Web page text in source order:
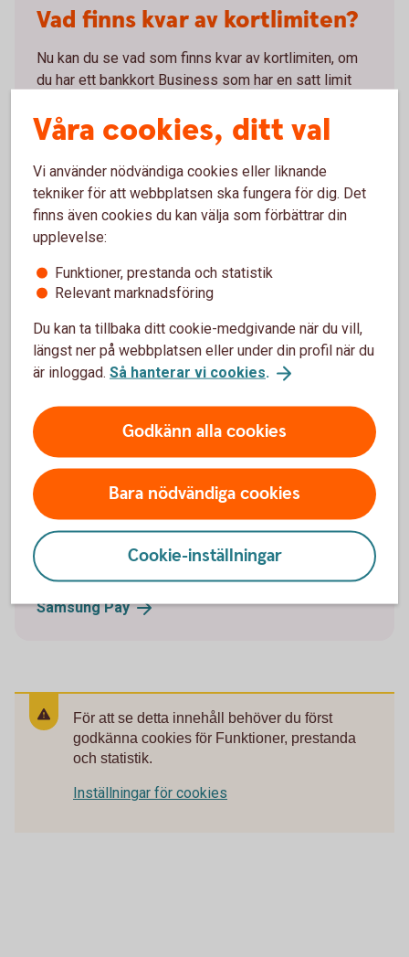
Vad finns kvar av kortlimiten?
Nu kan du se vad som finns kvar av kortlimiten, om
du har ett bankkort Business som har en satt limit
eller kontakta Kundcenter Företag för att få hjälp.
BankkortBusiness
KundcenterFöretag
Nu kan du ansluta kortet till
Fidesmo Pay
Med Fidesmo Pay kan du enkelt ansluta ditt
bankkort Business till wearables, till exempel en
klocka, ring eller armband och betala i fysisk butik.
Läs mer om hur duansluter
Betala med Samsung Pay
Har du en Samsungtelefon och ett bankkort
Business kan ansluta dig till Samsung Pay.
SamsungPay
För att se detta innehåll behöver du först
godkänna cookies för Funktioner, prestanda
och statistik.
Inställningar för cookies
Våra cookies, ditt val
Vi använder nödvändiga cookies eller liknande
tekniker för att webbplatsen ska fungera för dig. Det
finns även cookies du kan välja som förbättrar din
upplevelse:
Funktioner, prestanda och statistik
Relevant marknadsföring
Du kan ta tillbaka ditt cookie-medgivande när du vill,
längst ner på webbplatsen eller under din profil när du
är inloggad. Så hanterar vi cookies.
Godkänn alla cookies
Bara nödvändiga cookies
Cookie-inställningar